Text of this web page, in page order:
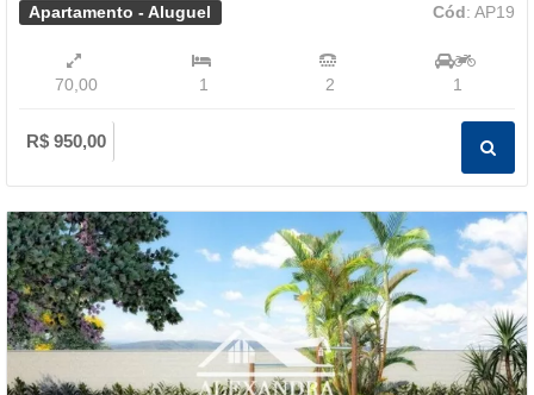
Apartamento - Aluguel Cód: AP19
70,00 1 2 1
R$ 950,00